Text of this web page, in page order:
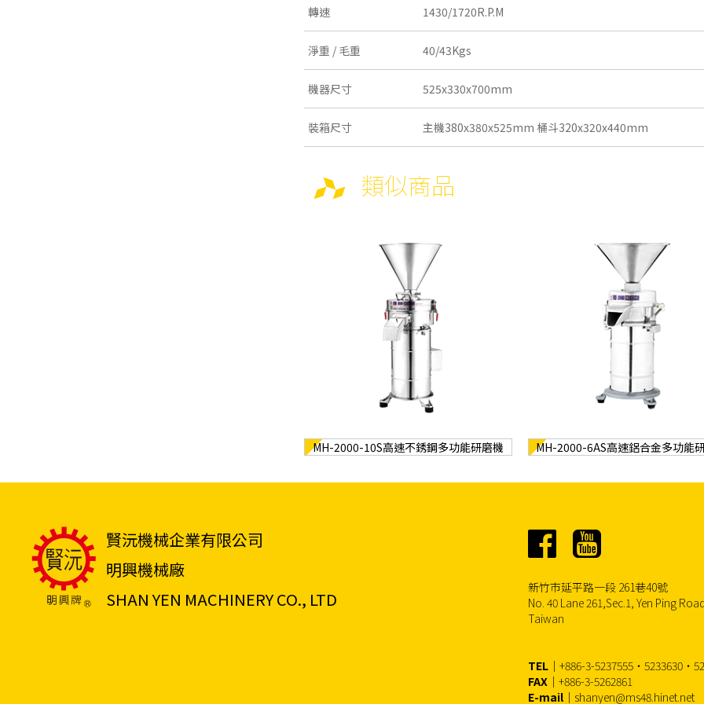
轉速 1430/1720R.P.M
淨重 / 毛重 40/43Kgs
機器尺寸 525x330x700mm
裝箱尺寸 主機380x380x525mm 桶斗320x320x440mm
類似商品
MH-2000-10S高速不銹鋼多功能研磨機 MH-2000-6AS高速鋁合金多功能
賢沅機械企業有限公司
明興機械廠
SHAN YEN MACHINERY CO., LTD
新竹市延平路一段 261巷40號
No. 40 Lane 261,Sec.1, Yen Ping
Taiwan
TEL ｜+886-3-
FAX ｜+886-3-5262861
E-mail ｜shanyen@ms48.hinet.net